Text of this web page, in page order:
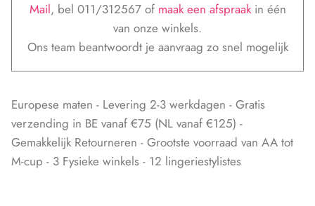
Mail, bel 011/312567 of maak een afspraak in één
van onze winkels.
Ons team beantwoordt je aanvraag zo snel mogelijk
Europese maten - Levering 2-3 werkdagen - Gratis
verzending in BE vanaf €75 (NL vanaf €125) -
Gemakkelijk Retourneren - Grootste voorraad van AA tot
M-cup - 3 Fysieke winkels - 12 lingeriestylistes